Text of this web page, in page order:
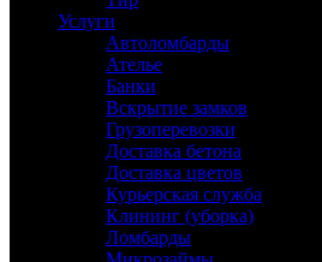
Услуги
Автоломбарды
Ателье
Банки
Вскрытие замков
Грузоперевозки
Доставка бетона
Доставка цветов
Курьерская служба
Клининг (уборка)
Ломбарды